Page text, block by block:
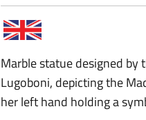
Marble statue designed
Lugoboni, depicting the
her left hand holding a